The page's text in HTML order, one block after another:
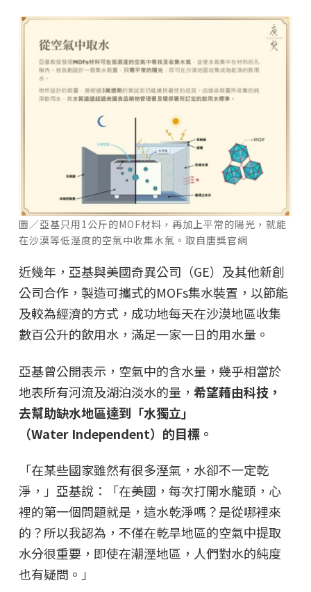
圖／亞基只用1公斤的MOF材料，再加上平常的陽光，就能
在沙漠等低溼度的空氣中收集水氣。取自唐獎官網
近幾年，亞基與美國奇異公司（GE）及其他新創
公司合作，製造可攜式的MOFs集水裝置，以節能
及較為經濟的方式，成功地每天在沙漠地區收集
數百公升的飲用水，滿足一家一日的用水量。
亞基曾公開表示，空氣中的含水量，幾乎相當於
地表所有河流及湖泊淡水的量， 希望藉由科技，
去幫助缺水地區達到「水獨立」
（Water Independent）的目標。
「在某些國家雖然有很多溼氣，水卻不一定乾
淨，」亞基說：「在美國，每次打開水龍頭，心
裡的第一個問題就是，這水乾淨嗎？是從哪裡來
的？所以我認為，不僅在乾旱地區的空氣中提取
水分很重要，即使在潮溼地區，人們對水的純度
也有疑問。」